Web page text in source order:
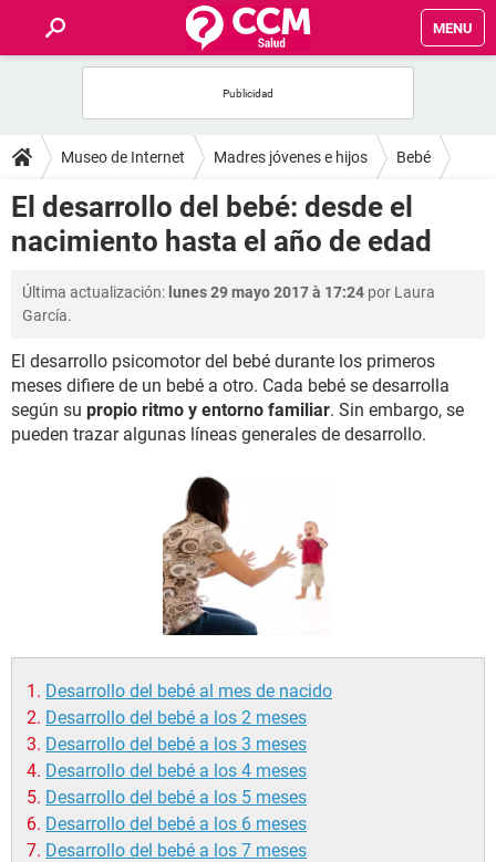
MENU
FOROS
SALUD
FAMILIA
NUTRICIÓN
BIENESTAR
SEXUALIDAD
Museo de Internet Madres jóvenes e hijos Bebé
El desarrollo del bebé: desde el
nacimiento hasta el año de edad
Última actualización: lunes 29 mayo 2017 à 17:24 por Laura
García.
El desarrollo psicomotor del bebé durante los primeros
meses difiere de un bebé a otro. Cada bebé se desarrolla
según su propio ritmo y entorno familiar. Sin embargo, se
pueden trazar algunas líneas generales de desarrollo.
Desarrollo del bebé al mes de nacido
Desarrollo del bebé a los 2 meses
Desarrollo del bebé a los 3 meses
Desarrollo del bebé a los 4 meses
Desarrollo del bebé a los 5 meses
Desarrollo del bebé a los 6 meses
Desarrollo del bebé a los 7 meses